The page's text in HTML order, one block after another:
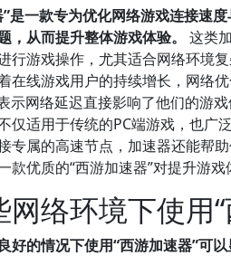
是一款专为优化网络游戏连接速
，从而提升整体游戏体验。
这类
行游戏操作，尤其适合网络环境
在线游戏用户的持续增长，网络
示网络延迟直接影响了他们的游
仅适用于传统的PC端游戏，也广
专属的高速节点，加速器还能帮
款优质的“西游加速器”对提升游
网络环境下使用
好的情况下使用“西游加速器”可以